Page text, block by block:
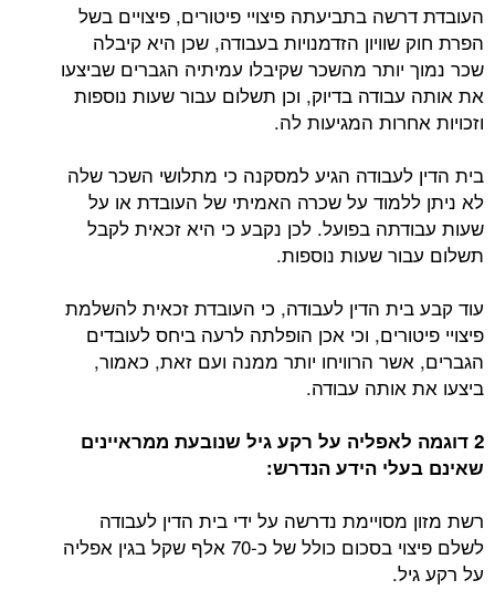
העובדת דרשה בתביעתה פיצויי פיטורים, פיצויים בשל
הפרת חוק שוויון הזדמנויות בעבודה, שכן היא קיבלה
שכר נמוך יותר מהשכר שקיבלו עמיתיה הגברים שביצעו
את אותה עבודה בדיוק, וכן תשלום עבור שעות נוספות
וזכויות אחרות המגיעות לה.
בית הדין לעבודה הגיע למסקנה כי מתלושי השכר שלה
לא ניתן ללמוד על שכרה האמיתי של העובדת או על
שעות עבודתה בפועל. לכן נקבע כי היא זכאית לקבל
תשלום עבור שעות נוספות.
עוד קבע בית הדין לעבודה, כי העובדת זכאית להשלמת
פיצויי פיטורים, וכי אכן הופלתה לרעה ביחס לעובדים
הגברים, אשר הרוויחו יותר ממנה ועם זאת, כאמור,
ביצעו את אותה עבודה.
2 דוגמה לאפליה על רקע גיל שנובעת ממראיינים
שאינם בעלי הידע הנדרש:
רשת מזון מסויימת נדרשה על ידי בית הדין לעבודה
לשלם פיצוי בסכום כולל של כ-70 אלף שקל בגין אפליה
על רקע גיל.